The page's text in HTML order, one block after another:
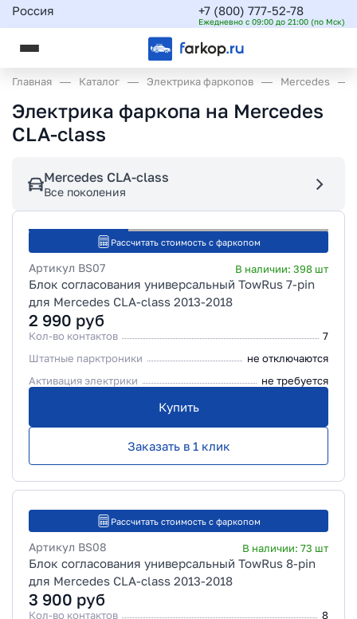
Россия +7 (800) 777-52-78
Ежедневно с 09:00 до 21:00 (по Мск)
Главная Каталог Электрика фаркопов Mercedes
Электрика фаркопа на Mercedes
CLA-class
Mercedes CLA-class
Все поколения
Рассчитать стоимость с фаркопом
Артикул BS07 В наличии: 398 шт
Блок согласования универсальный TowRus 7-pin
для Mercedes CLA-class 2013-2018
2 990 руб
Кол-во контактов
7
Штатные парктроники
не отключаются
Активация электрики
не требуется
Купить
Заказать в 1 клик
Рассчитать стоимость с фаркопом
Артикул BS08 В наличии: 73 шт
Блок согласования универсальный TowRus 8-pin
для Mercedes CLA-class 2013-2018
3 900 руб
Кол-во контактов
8